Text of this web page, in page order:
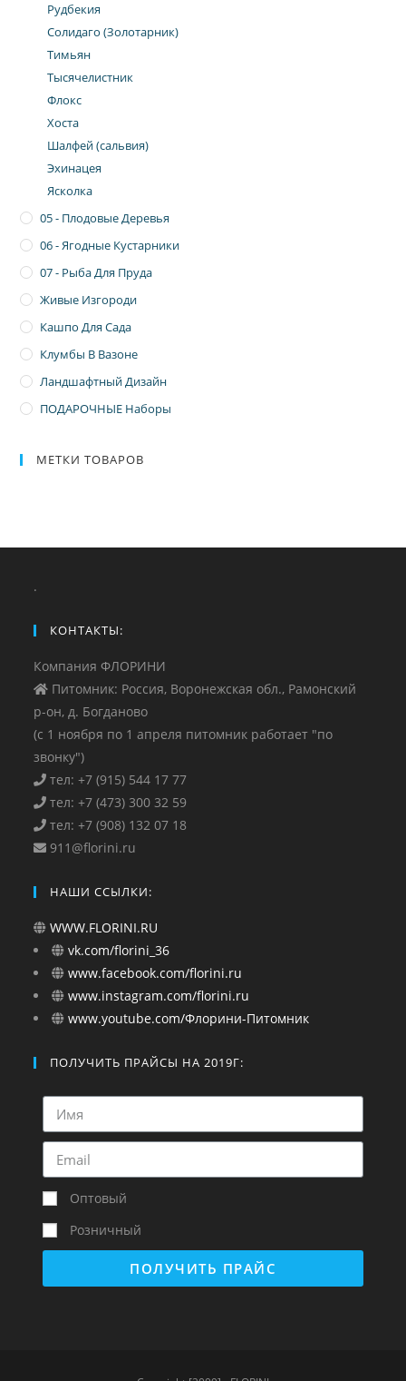
Рудбекия
Солидаго (Золотарник)
Тимьян
Тысячелистник
Флокс
Хоста
Шалфей (сальвия)
Эхинацея
Ясколка
05 - Плодовые Деревья
06 - Ягодные Кустарники
07 - Рыба Для Пруда
Живые Изгороди
Кашпо Для Сада
Клумбы В Вазоне
Ландшафтный Дизайн
ПОДАРОЧНЫЕ Наборы
МЕТКИ ТОВАРОВ
.
КОНТАКТЫ:
Компания ФЛОРИНИ
Питомник: Россия, Воронежская обл., Рамонский
р-он, д. Богданово
(с 1 ноября по 1 апреля питомник работает "по
звонку")
тел: +7 (915) 544 17 77
тел: +7 (473) 300 32 59
тел: +7 (908) 132 07 18
911@florini.ru
НАШИ ССЫЛКИ:
WWW.FLORINI.RU
vk.com/florini_36
www.facebook.com/florini.ru
www.instagram.com/florini.ru
www.youtube.com/Флорини-Питомник
ПОЛУЧИТЬ ПРАЙСЫ НА 2019Г:
Оптовый
Розничный
ПОЛУЧИТЬ ПРАЙС